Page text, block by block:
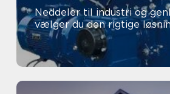
Neddeler til industri og
vælger du den rigtige